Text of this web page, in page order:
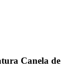
Canela de